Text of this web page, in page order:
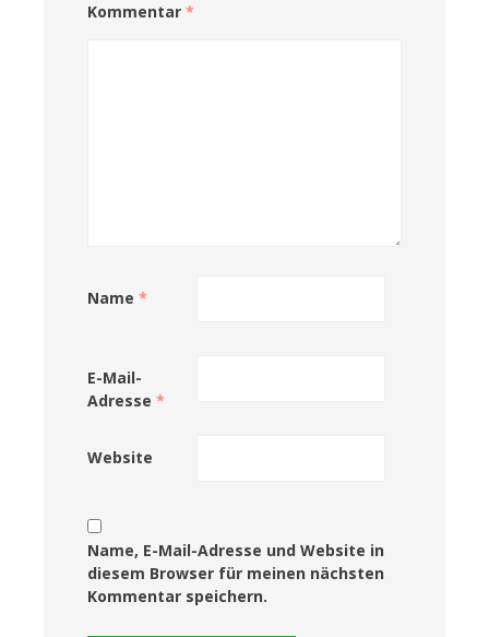
Kommentar *
Name *
E-Mail-
Adresse *
Website
Name, E-Mail-Adresse und Website in
diesem Browser für meinen nächsten
Kommentar speichern.